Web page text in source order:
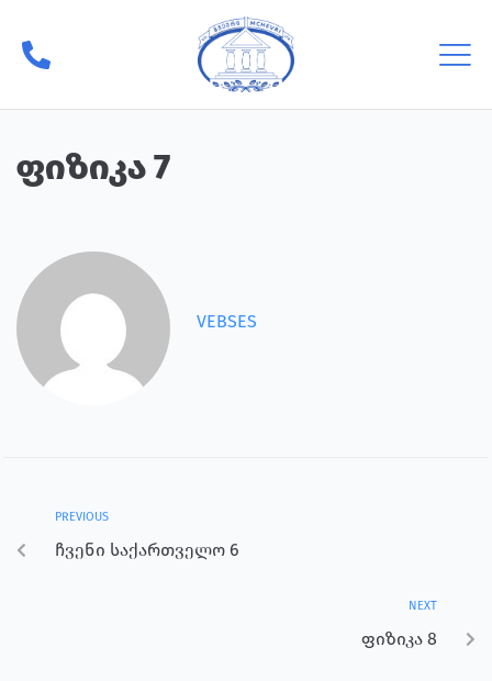
ფიზიკა 7
VEBSES
PREVIOUS
ჩვენი საქართველო 6
NEXT
ფიზიკა 8